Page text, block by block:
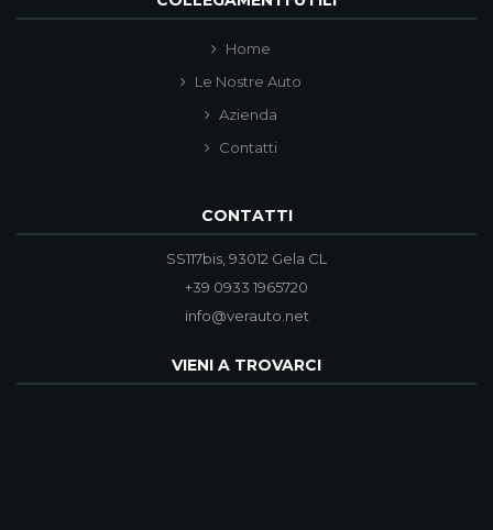
Home
Le Nostre Auto
Azienda
Contatti
CONTATTI
SS117bis, 93012 Gela CL
+39 0933 1965720
info@verauto.net
VIENI A TROVARCI